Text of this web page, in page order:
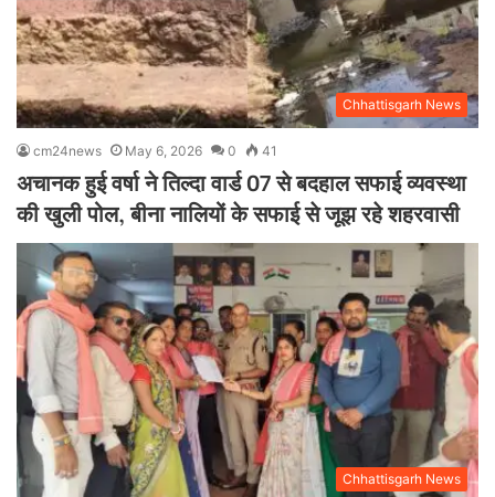
Chhattisgarh News
cm24news May 6, 2026 0 41
अचानक हुई वर्षा ने तिल्दा वार्ड 07 से बदहाल सफाई व्यवस्था
की खुली पोल, बीना नालियों के सफाई से जूझ रहे शहरवासी
Chhattisgarh News